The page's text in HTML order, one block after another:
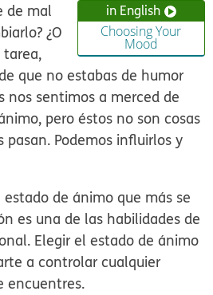
in English
Choosing Your
Mood
de mal
¿O
que no estabas de humor
nos sentimos a merced de
pero éstos no son cosas
Podemos influirlos y
de ánimo que más se
es una de las habilidades de
Elegir el estado de ánimo
a controlar cualquier
encuentres.